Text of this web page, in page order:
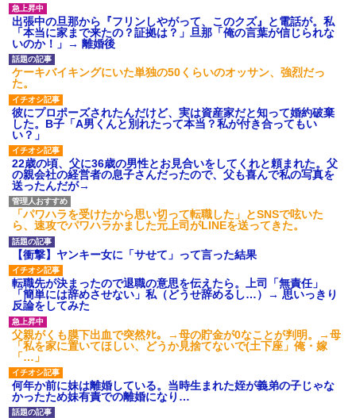
出張中の旦那から『フリンしやがって、このクズ』と電話が。私
「本当に家まで来たの？証拠は？」旦那「俺の言葉が信じられな
いのか！」→ 離婚後
ケーキバイキングにいた単独の50くらいのオッサン、強烈だっ
た。
彼にプロポーズされたんだけど、実は資産家だと知って婚約破棄
した。B子「A男くんと別れたって本当？私が付き合ってもい
い？」
22歳の頃、父に36歳の男性とお見合いをしてくれと頼まれた。父
の親会社の経営者の息子さんだったので、父も喜んで私の写真を
送ったんだが→
「パワハラを受けたから思い切って転職した」とSNSで呟いた
ら、速攻でパワハラかました元上司がLINEを送ってきた。
【衝撃】ヤンキー女に「サせて」って言った結果
転職先が決まったので退職の意思を伝えたら。上司「無責任」
「簡単には辞めさせない」私（どうせ辞めるし…）→ 思いっきり
反論をしてみた
父親がくも膜下出血で突然ﾀﾋ。→母の貯金が0なことが判明。→母
「私を家に置いてほしい、どうか見捨てないで(土下座」俺・嫁
「…」
何年か前に妹は離婚している。当時生まれた姪が義弟の子じゃな
かったため妹有責での離婚になり…